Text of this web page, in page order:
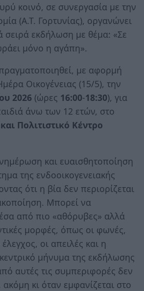
κοινό, σε συνεργασία με την
(Α.Τ. Γορτυνίας), οργανώνει
σειρά εκδήλωση με θέμα: «Σε
μόνο η αγάπη».
με αφορμή
Οικογένειας (15/5), την
2026 (ώρες 16:00-18:30), για
άνω των 12 ετών, στο
Πολιτιστικό Κέντρο
και ευαισθητοποίηση
της ενδοοικογενειακής
ότι η βία δεν περιορίζεται
Μπορεί να
από πιο «αθόρυβες» αλλά
μορφές, όπως οι φωνές,
οι απειλές και η
μήνυμα της εκδήλωσης
αυτές τις συμπεριφορές δεν
κι όταν εμφανίζεται στο